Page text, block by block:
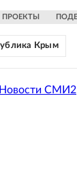
ПРОЕКТЫ
Крым
Новости СМИ2